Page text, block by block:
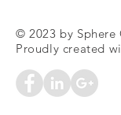
© 2023 by Sphere
Proudly created